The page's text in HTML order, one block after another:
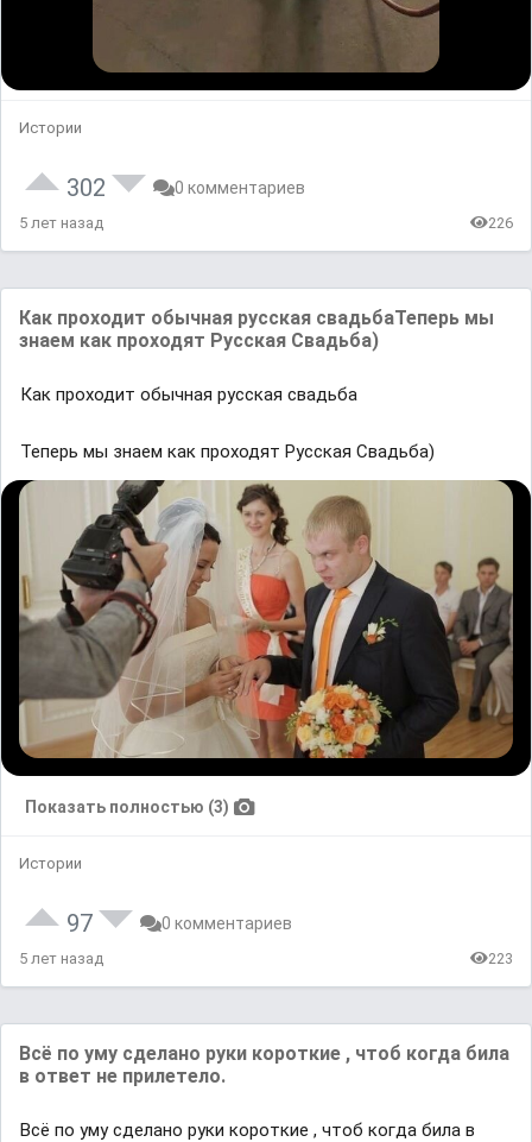
Истории
302 0 комментариев
5 лет назад 226
Как проходит обычная русская свадьбаТеперь мы
знаем как проходят Русская Свадьба)
Как проходит обычная русская свадьба
Теперь мы знаем как проходят Русская Свадьба)
Показать полностью (3)
Истории
97 0 комментариев
5 лет назад 223
Всё по уму сделано руки короткие , чтоб когда била
в ответ не прилетело.
Всё по уму сделано руки короткие , чтоб когда била в